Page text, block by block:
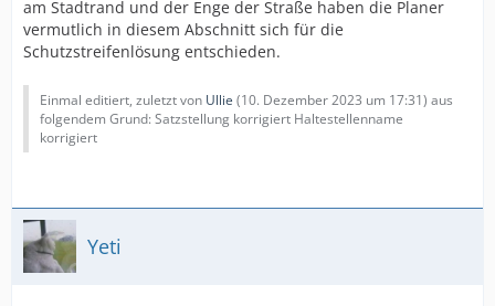
am Stadtrand und der Enge der Straße haben die Planer
vermutlich in diesem Abschnitt sich für die
Schutzstreifenlösung entschieden.
Einmal editiert, zuletzt von Ullie (10. Dezember 2023 um 17:31) aus
folgendem Grund: Satzstellung korrigiert Haltestellenname
korrigiert
Yeti